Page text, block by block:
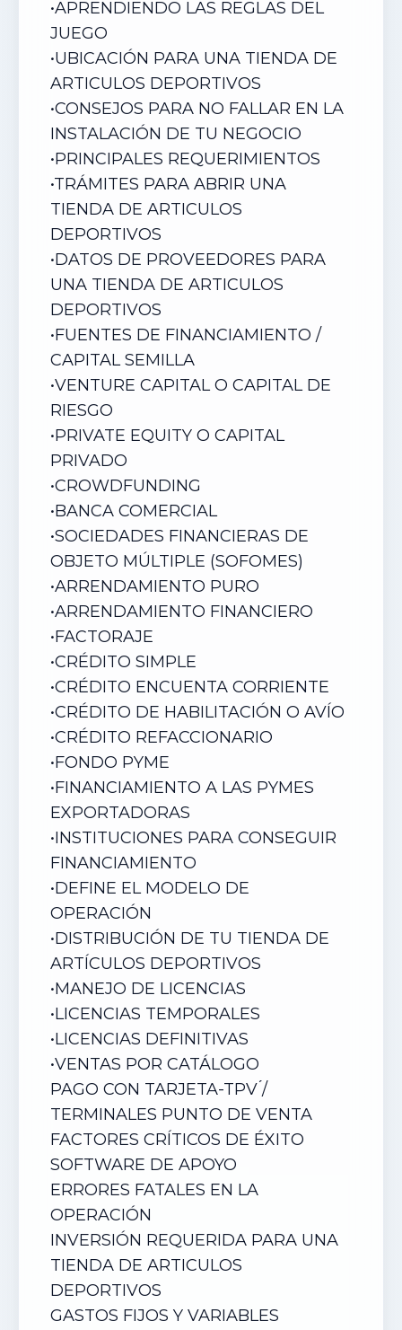
•APRENDIENDO LAS REGLAS DEL
JUEGO
•UBICACIÓN PARA UNA TIENDA DE
ARTICULOS DEPORTIVOS
•CONSEJOS PARA NO FALLAR EN LA
INSTALACIÓN DE TU NEGOCIO
•PRINCIPALES REQUERIMIENTOS
•TRÁMITES PARA ABRIR UNA
TIENDA DE ARTICULOS
DEPORTIVOS
•DATOS DE PROVEEDORES PARA
UNA TIENDA DE ARTICULOS
DEPORTIVOS
•FUENTES DE FINANCIAMIENTO /
CAPITAL SEMILLA
•VENTURE CAPITAL O CAPITAL DE
RIESGO
•PRIVATE EQUITY O CAPITAL
PRIVADO
•CROWDFUNDING
•BANCA COMERCIAL
•SOCIEDADES FINANCIERAS DE
OBJETO MÚLTIPLE (SOFOMES)
•ARRENDAMIENTO PURO
•ARRENDAMIENTO FINANCIERO
•FACTORAJE
•CRÉDITO SIMPLE
•CRÉDITO ENCUENTA CORRIENTE
•CRÉDITO DE HABILITACIÓN O AVÍO
•CRÉDITO REFACCIONARIO
•FONDO PYME
•FINANCIAMIENTO A LAS PYMES
EXPORTADORAS
•INSTITUCIONES PARA CONSEGUIR
FINANCIAMIENTO
•DEFINE EL MODELO DE
OPERACIÓN
•DISTRIBUCIÓN DE TU TIENDA DE
ARTÍCULOS DEPORTIVOS
•MANEJO DE LICENCIAS
•LICENCIAS TEMPORALES
•LICENCIAS DEFINITIVAS
•VENTAS POR CATÁLOGO
PAGO CON TARJETA-TPV ́/
TERMINALES PUNTO DE VENTA
FACTORES CRÍTICOS DE ÉXITO
SOFTWARE DE APOYO
ERRORES FATALES EN LA
OPERACIÓN
INVERSIÓN REQUERIDA PARA UNA
TIENDA DE ARTICULOS
DEPORTIVOS
GASTOS FIJOS Y VARIABLES